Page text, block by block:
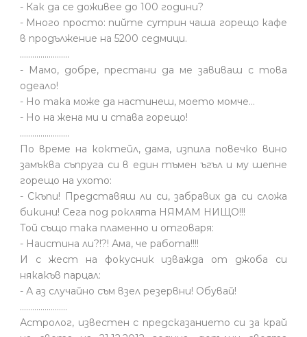
- Как да се доживее до 100 години?
- Много просто: пийте сутрин чаша горещо кафе
в продължение на 5200 седмици.
........................
- Мамо, добре, престани да ме завиваш с това
одеало!
- Но така може да настинеш, моето момче…
- Но на жена ми и става горещо!
........................
По време на коктейл, дама, изпила повечко вино
замъква съпруга си в един тъмен ъгъл и му шепне
горещо на ухото:
- Скъпи! Представяш ли си, забравих да си сложа
бикини! Сега под роклята НЯМАМ НИЩО!!!
Той също така пламенно и отговаря:
- Наистина ли?!?! Ама, че работа!!!!
И с жест на фокусник изважда от джоба си
някакъв парцал:
- А аз случайно съм взел резервни! Обувай!
.......................
Астролог, известен с предсказанието си за край